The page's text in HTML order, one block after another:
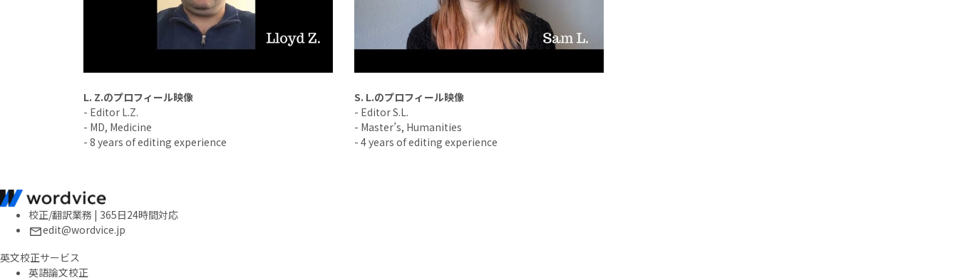
L. Z.のプロフィール映像
- Editor L.Z.
- MD, Medicine
- 8 years of editing experience
S. L.のプロフィール映像
- Editor S.L.
- Master’s, Humanities
- 4 years of editing experience
校正/翻訳業務 | 365日24時間対応
edit@wordvice.jp
英文校正サービス
英語論文校正